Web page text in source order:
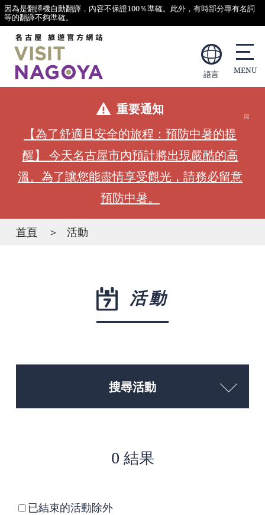
因為是翻譯機自動翻譯，內容不保證100％準確。此外，有時部分專有名詞
等的翻譯不夠準確。
語言
重要通知
【為了舒適且安全的旅程：預防中暑的提
醒】 今天名古屋市內預計將出現嚴酷的高
溫。為了讓您能盡情享受觀光，請務必留意
預防中暑。
首頁 活動
活動
搜尋活動
0 結果
已結束的活動除外